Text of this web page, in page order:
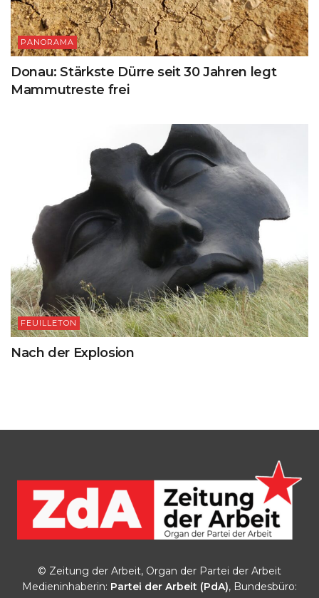
PANORAMA
Donau: Stärkste Dürre seit 30 Jahren legt
Mammutreste frei
FEUILLETON
Nach der Explosion
© Zeitung der Arbeit, Organ der Partei der Arbeit
Medieninhaberin: Partei der Arbeit (PdA), Bundesbüro: